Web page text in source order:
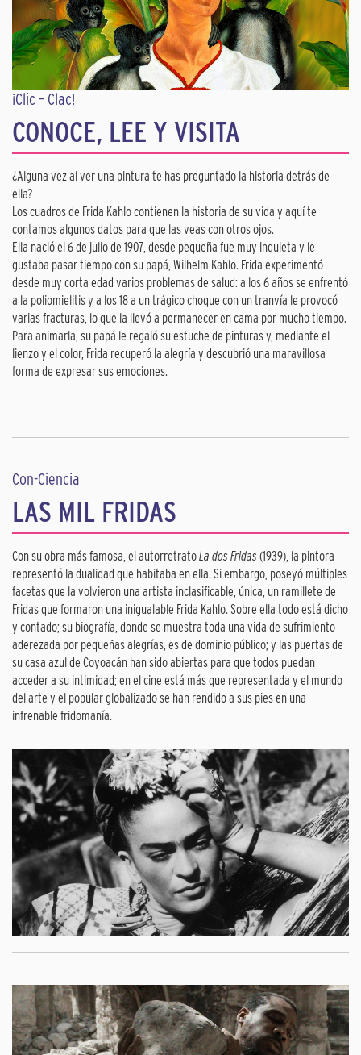
¡Clic – Clac!
CONOCE, LEE Y VISITA
¿Alguna vez al ver una pintura te has preguntado la historia detrás de
ella?
Los cuadros de Frida Kahlo contienen la historia de su vida y aquí te
contamos algunos datos para que las veas con otros ojos.
Ella nació el 6 de julio de 1907, desde pequeña fue muy inquieta y le
gustaba pasar tiempo con su papá, Wilhelm Kahlo. Frida experimentó
desde muy corta edad varios problemas de salud: a los 6 años se enfrentó
a la poliomielitis y a los 18 a un trágico choque con un tranvía le provocó
varias fracturas, lo que la llevó a permanecer en cama por mucho tiempo.
Para animarla, su papá le regaló su estuche de pinturas y, mediante el
lienzo y el color, Frida recuperó la alegría y descubrió una maravillosa
forma de expresar sus emociones.
Con-Ciencia
LAS MIL FRIDAS
Con su obra más famosa, el autorretratoLa dos Fridas (1939), la pintora
representó la dualidad que habitaba en ella. Si embargo, poseyó múltiples
facetas que la volvieron una artista inclasificable, única, un ramillete de
Fridas que formaron una inigualable Frida Kahlo. Sobre ella todo está dicho
y contado; su biografía, donde se muestra toda una vida de sufrimiento
aderezada por pequeñas alegrías, es de dominio público; y las puertas de
su casa azul de Coyoacán han sido abiertas para que todos puedan
acceder a su intimidad; en el cine está más que representada y el mundo
del arte y el popular globalizado se han rendido a sus pies en una
infrenable fridomanía.